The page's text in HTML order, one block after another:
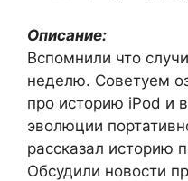
Описание:
Вспомнили что
неделю. Советуем
про историю iPod и
эволюции
рассказал историю
Обсудили новости